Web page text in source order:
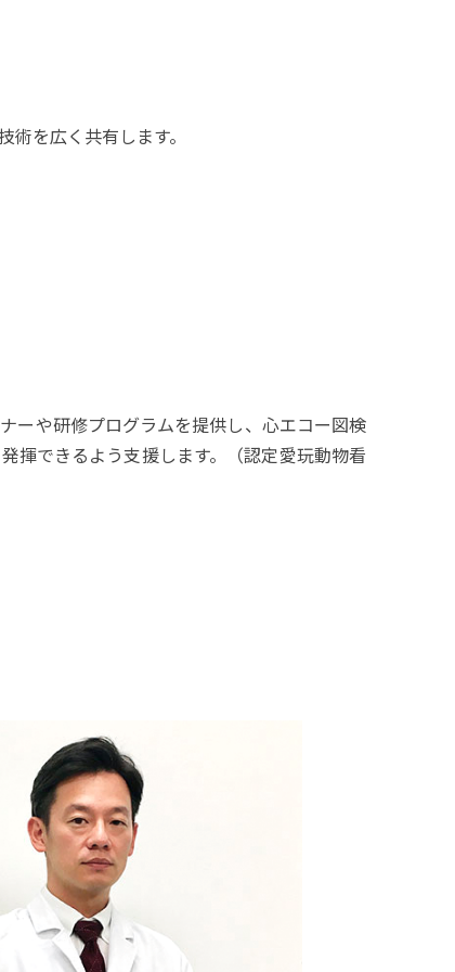
を広く共有します。
ーや研修プログラムを提供し、心エコー図検
揮できるよう支援します。（認定愛玩動物看